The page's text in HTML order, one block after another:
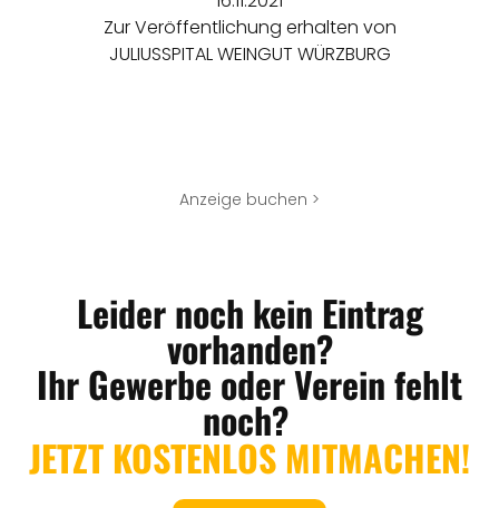
Zur Veröffentlichung erhalten von
JULIUSSPITAL WEINGUT WÜRZBURG
Anzeige buchen >
Leider noch kein Eintrag
vorhanden?
Ihr Gewerbe oder Verein fehlt
noch?
JETZT KOSTENLOS MITMACHEN!